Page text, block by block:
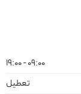
09:00 - 19:00
تعطیل